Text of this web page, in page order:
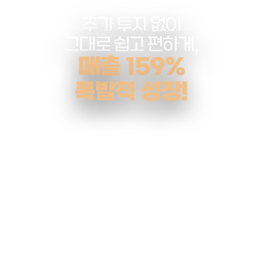
추가 투자 없이
그대로 쉽고 편하게,
매출 159%
폭발적 성장!